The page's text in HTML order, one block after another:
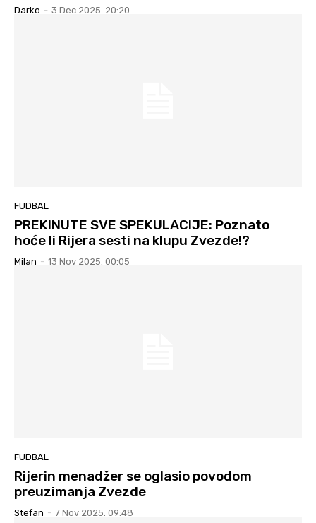
Darko - 3 Dec 2025. 20:20
FUDBAL
PREKINUTE SVE SPEKULACIJE: Poznato
hoće li Rijera sesti na klupu Zvezde!?
Milan - 13 Nov 2025. 00:05
FUDBAL
Rijerin menadžer se oglasio povodom
preuzimanja Zvezde
Stefan - 7 Nov 2025. 09:48